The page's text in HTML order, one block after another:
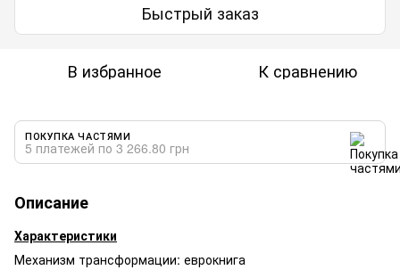
Быстрый заказ
В избранное К сравнению
ПОКУПКА ЧАСТЯМИ
5 платежей по 3 266.80 грн
Описание
Характеристики
Механизм трансформации: еврокнига